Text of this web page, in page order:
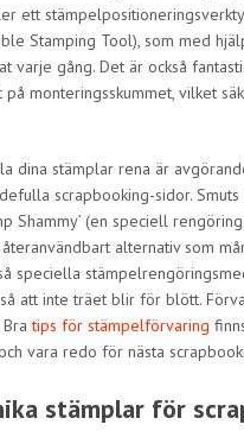
ett
Stamping Tool), som med
varje gång. Det är också
monteringsskummet, vilket
dina stämplar rena är
scrapbooking-sidor.
Shammy’ (en speciell
alternativ som
speciella
att inte träet blir för blött.
Bratips för stämpelförvaring
vara redo för nästa
stämplar för